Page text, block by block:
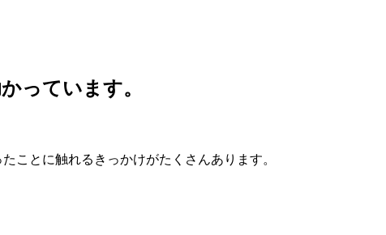
っています。
ことに触れるきっかけがたくさんあります。